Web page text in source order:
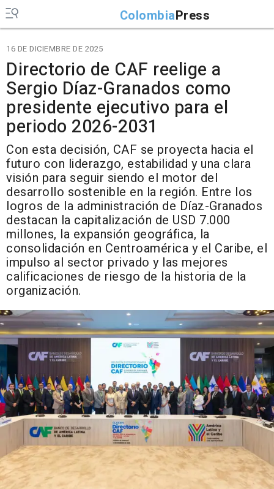
ColombiaPress
16 DE DICIEMBRE DE 2025
Directorio de CAF reelige a
Sergio Díaz-Granados como
presidente ejecutivo para el
periodo 2026-2031
Con esta decisión, CAF se proyecta hacia el
futuro con liderazgo, estabilidad y una clara
visión para seguir siendo el motor del
desarrollo sostenible en la región. Entre los
logros de la administración de Díaz-Granados
destacan la capitalización de USD 7.000
millones, la expansión geográfica, la
consolidación en Centroamérica y el Caribe, el
impulso al sector privado y las mejores
calificaciones de riesgo de la historia de la
organización.